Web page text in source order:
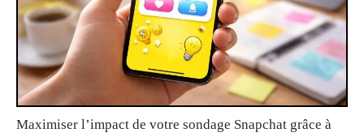
Maximiser l’impact de votre sondage Snapchat grâce à